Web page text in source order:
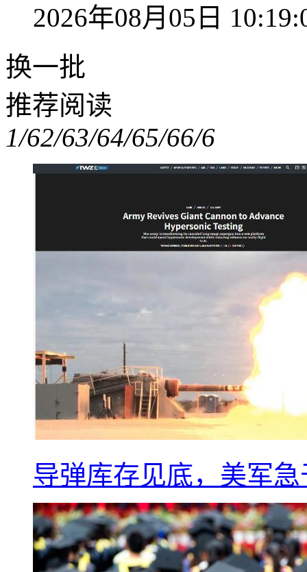
2026年08月05日
换一批
推荐阅读
1/62/63/64/65/66/6
导弹库存见底，美军